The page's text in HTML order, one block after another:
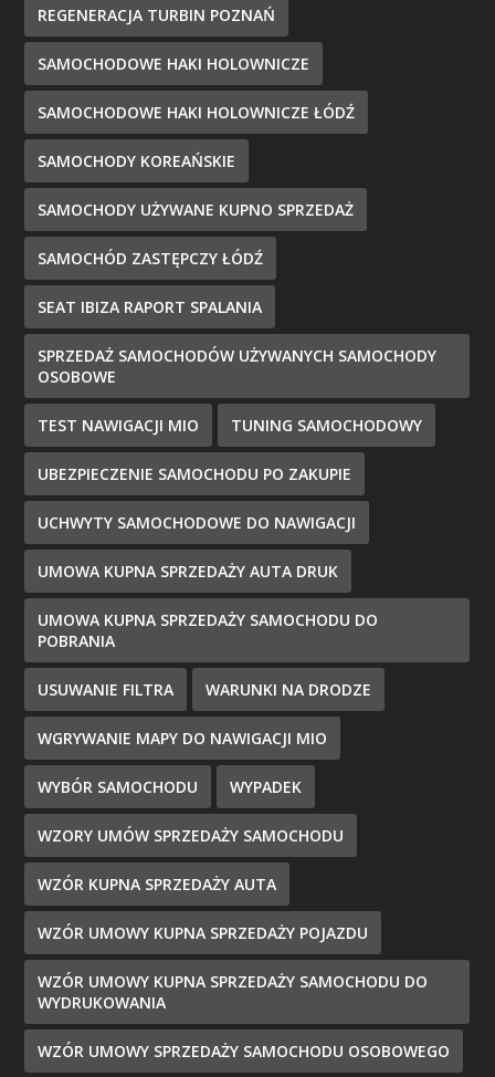
REGENERACJA TURBIN POZNAŃ
SAMOCHODOWE HAKI HOLOWNICZE
SAMOCHODOWE HAKI HOLOWNICZE ŁÓDŹ
SAMOCHODY KOREAŃSKIE
SAMOCHODY UŻYWANE KUPNO SPRZEDAŻ
SAMOCHÓD ZASTĘPCZY ŁÓDŹ
SEAT IBIZA RAPORT SPALANIA
SPRZEDAŻ SAMOCHODÓW UŻYWANYCH SAMOCHODY
OSOBOWE
TEST NAWIGACJI MIO TUNING SAMOCHODOWY
UBEZPIECZENIE SAMOCHODU PO ZAKUPIE
UCHWYTY SAMOCHODOWE DO NAWIGACJI
UMOWA KUPNA SPRZEDAŻY AUTA DRUK
UMOWA KUPNA SPRZEDAŻY SAMOCHODU DO
POBRANIA
USUWANIE FILTRA WARUNKI NA DRODZE
WGRYWANIE MAPY DO NAWIGACJI MIO
WYBÓR SAMOCHODU WYPADEK
WZORY UMÓW SPRZEDAŻY SAMOCHODU
WZÓR KUPNA SPRZEDAŻY AUTA
WZÓR UMOWY KUPNA SPRZEDAŻY POJAZDU
WZÓR UMOWY KUPNA SPRZEDAŻY SAMOCHODU DO
WYDRUKOWANIA
WZÓR UMOWY SPRZEDAŻY SAMOCHODU OSOBOWEGO